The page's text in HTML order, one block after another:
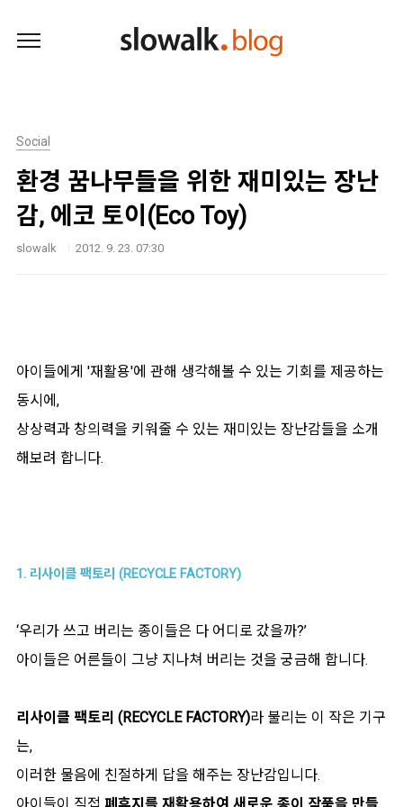
Social
환경 꿈나무들을 위한 재미있는 장난
감, 에코 토이(Eco Toy)
slowalk 2012. 9. 23. 07:30
아이들에게 '재활용'에 관해 생각해볼 수 있는 기회를 제공하는
동시에,
상상력과 창의력을 키워줄 수 있는 재미있는 장난감들을 소개
해보려 합니다.
1. 리사이클 팩토리 (RECYCLE FACTORY)
‘우리가 쓰고 버리는 종이들은 다 어디로 갔을까?’
아이들은 어른들이 그냥 지나쳐 버리는 것을 궁금해 합니다.
리사이클 팩토리 (RECYCLE FACTORY)라 불리는 이 작은 기구
는,
이러한 물음에 친절하게 답을 해주는 장난감입니다.